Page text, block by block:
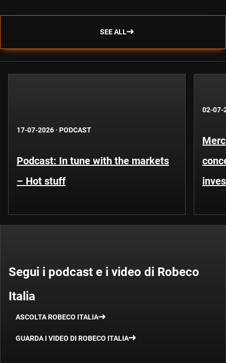
SEE ALL
17-07-2026 · PODCAST
Podcast: In tune with the markets
– Hot stuff
02-07-
Segui i podcast e i video di Robeco
Italia
ASCOLTA ROBECO ITALIA
GUARDA I VIDEO DI ROBECO ITALIA